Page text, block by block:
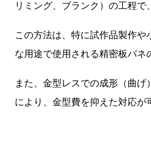
リミング、ブランク）の工程
この方法は、特に試作品製作
な用途で使用される精密板バネ
また、金型レスでの成形（曲
により、金型費を抑えた対応が